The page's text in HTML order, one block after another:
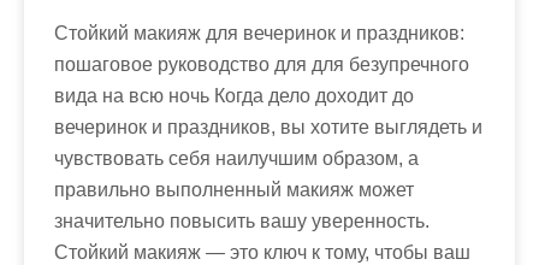
Стойкий макияж для вечеринок и праздников:
пошаговое руководство для для безупречного
вида на всю ночь Когда дело доходит до
вечеринок и праздников, вы хотите выглядеть и
чувствовать себя наилучшим образом, а
правильно выполненный макияж может
значительно повысить вашу уверенность.
Стойкий макияж — это ключ к тому, чтобы ваш